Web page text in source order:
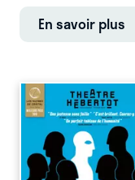
En savoir plus